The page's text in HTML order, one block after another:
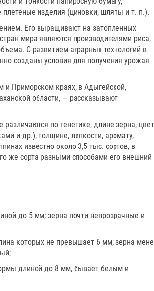
изделия (циновки, шляпы и т. п.).
Его выращивают на затопленных
мира являются производителями риса,
С развитием аграрных технологий в
созданы условия для получения урожая
и Приморском краях, в Адыгейской,
области, — рассказывают
по генетике, длине зерна,
и др.), толщине, липкости, аромату,
известно около 3,5 тыс. сортов, в
же сорта разными способами его внешний
до 5 мм; зерна почти непрозрачные и
которых не превышает 6 мм; зерна
длиной до 8 мм, бывает белым и